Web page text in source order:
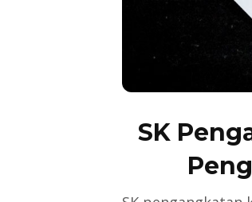
SK